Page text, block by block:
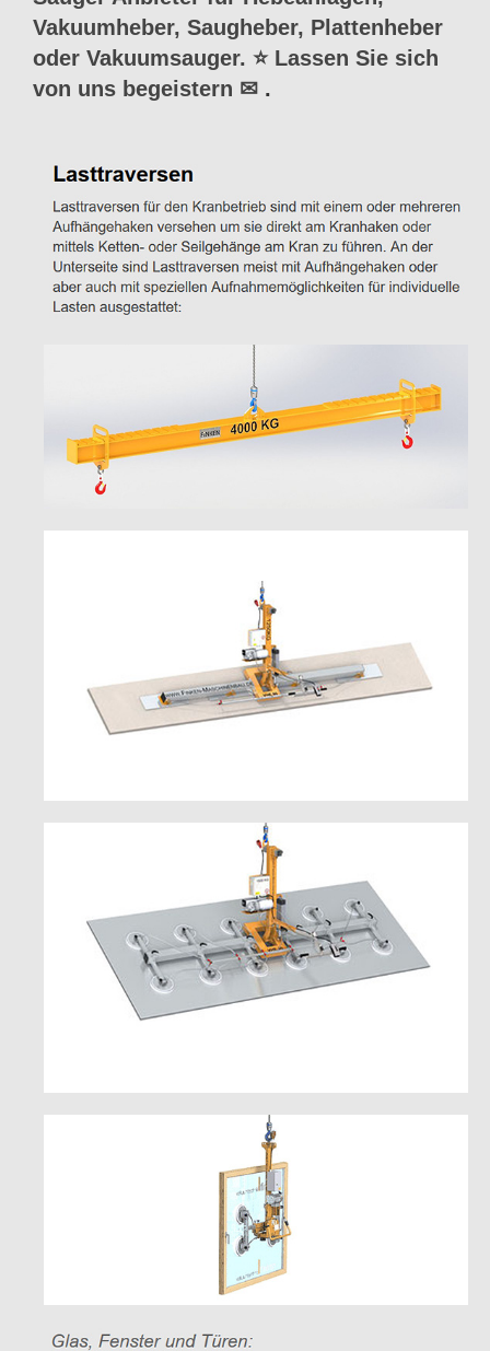
Vakuumheber, Saugheber, Plattenheber
oder Vakuumsauger. ⭐ Lassen Sie sich
von uns begeistern ✉ .